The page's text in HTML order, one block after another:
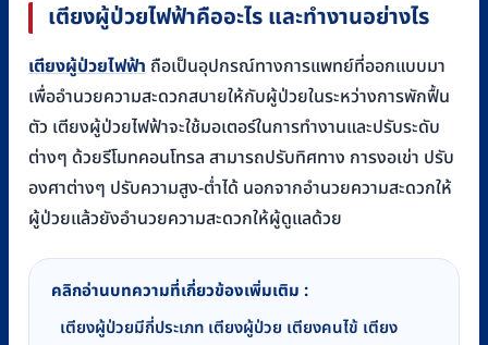
เตียงผู้ป่วยไฟฟ้าคืออะไร และทำงานอย่างไร
เตียงผู้ป่วยไฟฟ้า ถือเป็นอุปกรณ์ทางการแพทย์ที่ออกแบบมา
เพื่ออำนวยความสะดวกสบายให้กับผู้ป่วยในระหว่างการพักฟื้น
ตัว เตียงผู้ป่วยไฟฟ้าจะใช้มอเตอร์ในการทำงานและปรับระดับ
ต่างๆ ด้วยรีโมทคอนโทรล สามารถปรับทิศทาง การงอเข่า ปรับ
องศาต่างๆ ปรับความสูง-ต่ำได้ นอกจากอำนวยความสะดวกให้
ผู้ป่วยแล้วยังอำนวยความสะดวกให้ผู้ดูแลด้วย
คลิกอ่านบทความที่เกี่ยวข้องเพิ่มเติม :
เตียงผู้ป่วยมีกี่ประเภท เตียงผู้ป่วย เตียงคนไข้ เตียง